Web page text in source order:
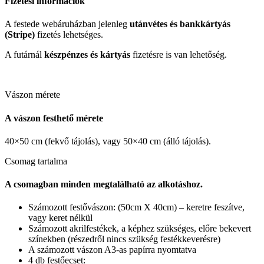
A festede webáruházban jelenleg utánvétes és bankkártyás
(Stripe) fizetés lehetséges.
A futárnál készpénzes és kártyás fizetésre is van lehetőség.
Vászon mérete
A vászon festhető mérete
40×50 cm (fekvő tájolás), vagy 50×40 cm (álló tájolás).
Csomag tartalma
A csomagban minden megtalálható az alkotáshoz.
Számozott festővászon: (50cm X 40cm) – keretre feszítve,
vagy keret nélkül
Számozott akrilfestékek, a képhez szükséges, előre bekevert
színekben (részedről nincs szükség festékkeverésre)
A számozott vászon A3-as papírra nyomtatva
4 db festőecset: